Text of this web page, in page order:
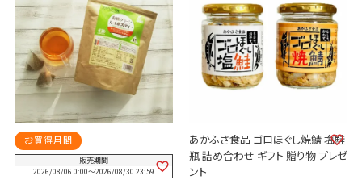
お買得月間
販売期間
2026/08/06 0:00〜2026/08/30 23:59
あかふさ食品 ゴロほぐし焼鯖 塩鮭
瓶 詰め合わせ ギフト 贈り物 プレゼ
ント